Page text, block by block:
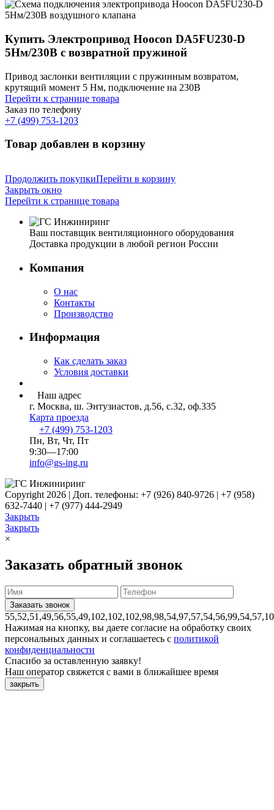
Купить Электропривод Hoocon DA5FU230-D
5Нм/230В с возвратной пружиной
Привод заслонки вентиляции с пружинным возвратом,
крутящий момент 5 Нм, подключение на 230В
Перейти к странице товара
Заказ по телефону
+7 (499) 753-1203
Товар добавлен в корзину
Продолжить покупкиПерейти в корзину
Закрыть окно
Перейти к странице товара
Ваш поставщик вентиляционного оборудования
Доставка продукции в любой регион России
Компания
О нас
Контакты
Производство
Информация
Как сделать заказ
Условия доставки
Наш адрес
г. Москва, ш. Энтузиастов, д.56, с.32, оф.335
Карта проезда
+7 (499) 753-1203
Пн, Вт, Чт, Пт
9:30—17:00
info@gs-ing.ru
Copyright 2026 | Доп. телефоны: +7 (926) 840-9726 | +7 (958)
632-7440 | +7 (977) 444-2949
Закрыть
Закрыть
×
Заказать обратный звонок
Нажимая на кнопку, вы даете согласие на обработку своих
персональных данных и соглашаетесь с политикой
конфиденциальности
Спасибо за оставленную заявку!
Наш оператор свяжется с вами в ближайшее время
закрыть